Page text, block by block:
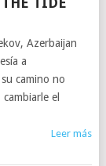
Azerbaijan
a
camino no
el
Leer más